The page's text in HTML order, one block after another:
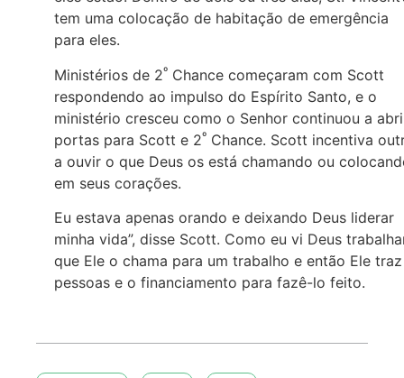
tem uma colocação de habitação de emergência
para eles.
Ministérios de 2º Chance começaram com Scott
respondendo ao impulso do Espírito Santo, e o
ministério cresceu como o Senhor continuou a
portas para Scott e 2º Chance. Scott incentiva
a ouvir o que Deus os está chamando ou
em seus corações.
Eu estava apenas orando e deixando Deus liderar
minha vida”, disse Scott. Como eu vi Deus
que Ele o chama para um trabalho e então Ele
pessoas e o financiamento para fazê-lo feito.